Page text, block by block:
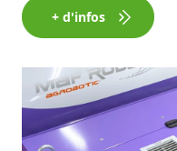
+ d'infos